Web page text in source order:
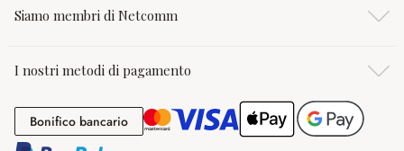
Siamo membri di Netcomm
I nostri metodi di pagamento
Bonifico bancarioBonifico bancario